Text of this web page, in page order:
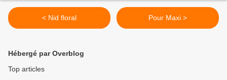
< Nid floral Pour Maxi >
Hébergé par Overblog
Top articles